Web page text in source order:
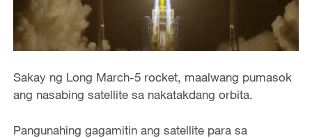
Sakay ng Long March-5 rocket, maalwang pumasok
ang nasabing satellite sa nakatakdang orbita.
Pangunahing gagamitin ang satellite para sa